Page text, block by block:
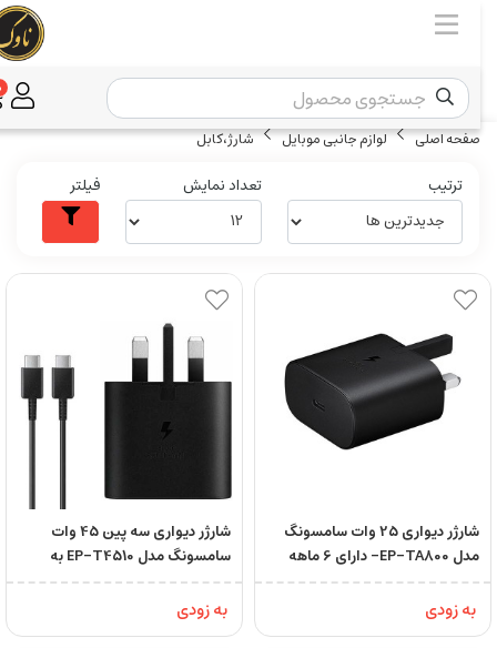
0
صفحه اصلی لوازم جانبی موبایل شارژ،کابل
ترتیب تعداد نمایش فیلتر
شارژر دیواری 25 وات سامسونگ
مدل EP-TA800- دارای 6 ماهه
شرکتی
به زودی
شارژر دیواری سه پین 45 وات
سامسونگ مدل EP-T4510 به
همراه کابل تبدیل USB-C
به زودی